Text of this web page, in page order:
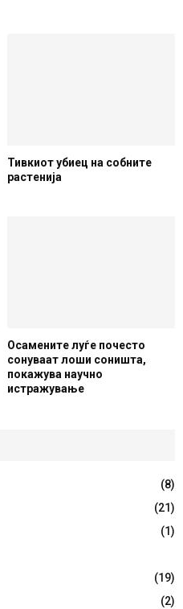
Тивкиот убиец на собните
растенија
Осамените луѓе почесто
сонуваат лоши соништа,
покажува научно
истражување
(8)
(21)
(1)
(19)
(2)